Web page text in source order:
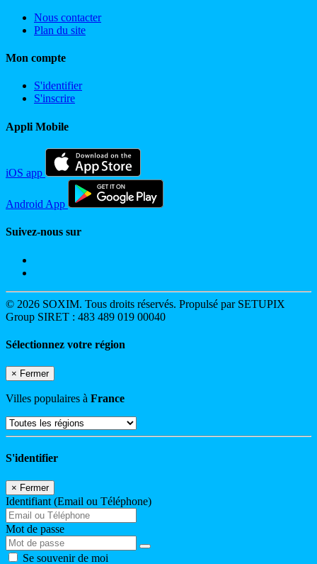
Nous contacter
Plan du site
Mon compte
S'identifier
S'inscrire
Appli Mobile
iOS app
Android App
Suivez-nous sur
© 2026 SOXIM. Tous droits réservés. Propulsé par SETUPIX
Group SIRET : 483 489 019 00040
Sélectionnez votre région
× Fermer
Villes populaires à France
S'identifier
× Fermer
Identifiant (Email ou Téléphone)
Mot de passe
Se souvenir de moi